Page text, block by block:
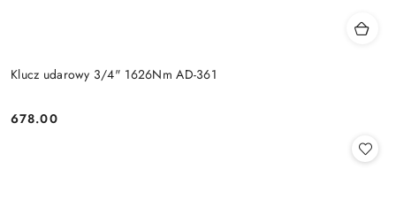
Klucz udarowy 3/4" 1626Nm AD-361
Cena:
678.00